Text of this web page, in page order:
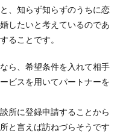
、知らず知らずのうちに恋
したいと考えているのであ
ることです。
ら、希望条件を入れて相手
ビスを用いてパートナーを
所に登録申請することから
と言えば訪ねづらそうです